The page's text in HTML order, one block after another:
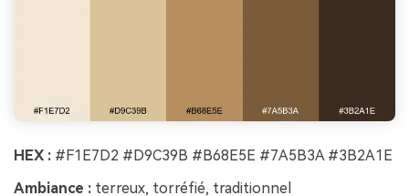
HEX : #F1E7D2 #D9C39B #B68E5E #7A5B3A #3B2A1E
Ambiance : terreux, torréfié, traditionnel